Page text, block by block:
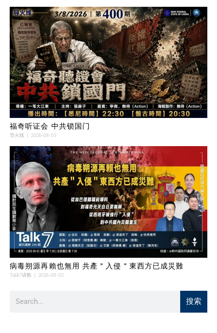
福奇听证会 中共锁国门
导火线 2026-08-03
病毒朔源再賴也無用 共產＂入侵＂東西方已成災難
Talk7讲数 2026-08-02
搜索